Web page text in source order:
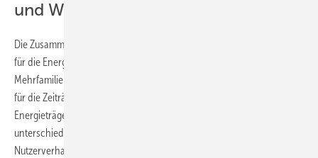
und Wärmewende
Die Zusammenhänge werden mit der entwickelten Excel-Rechenhilfe
für die Energie- und Emissions-Bilanzierung von Ein- und
Mehrfamilienhäusern abgebildet. Das Programm berechnet Szenarien
für die Zeiträume 2020, 2035 und 2050 mit verschiedenen
Energieträgern für Wärme und Strom in Wohngebäuden
unterschiedlicher Effizienzstandards, bei typischem oder sparsamem
Nutzerverhalten für Trinkwarmwasser und bei heute typischer und